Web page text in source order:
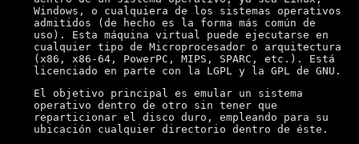
Windows, o cualquiera de los sistemas operativos
admitidos (de hecho es la forma más común de
uso). Esta máquina virtual puede ejecutarse en
cualquier tipo de Microprocesador o arquitectura
(x86, x86-64, PowerPC, MIPS, SPARC, etc.). Está
licenciado en parte con la LGPL y la GPL de GNU.
El objetivo principal es emular un sistema
operativo dentro de otro sin tener que
reparticionar el disco duro, empleando para su
ubicación cualquier directorio dentro de éste.